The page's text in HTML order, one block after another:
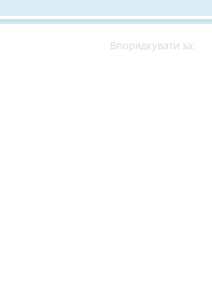
Впорядкувати за: